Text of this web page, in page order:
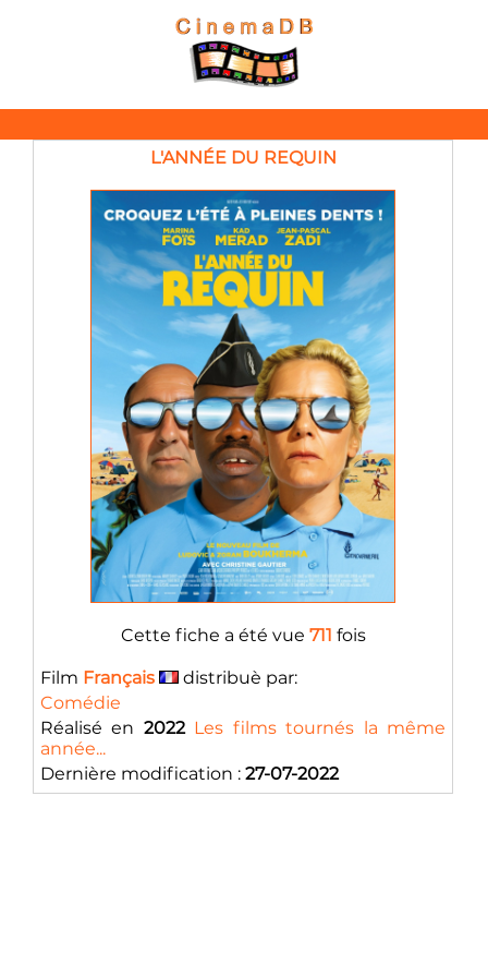
L'ANNÉE DU REQUIN
Cette fiche a été vue 711 fois
Film Français
distribuè par:
Comédie
Réalisé en 2022 Les films tournés la même
année...
Dernière modification : 27-07-2022